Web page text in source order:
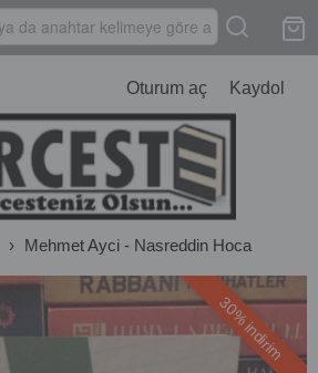
Oturum aç Kaydol
› Mehmet Ayci - Nasreddin Hoca
30% indirim